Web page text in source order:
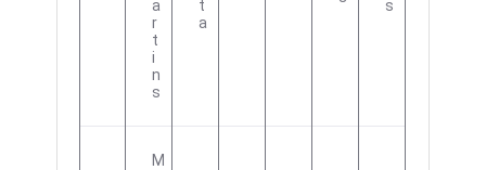
A
R
T
I
N
S
T
A
S
M